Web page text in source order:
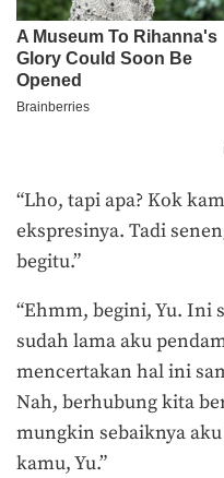
“Lho, tapi apa? Kok
ekspresinya. Tadi
begitu.”
“Ehmm, begini, Yu. Ini
sudah lama aku
mencertakan hal ini
Nah, berhubung kita
mungkin sebaiknya
kamu, Yu.”